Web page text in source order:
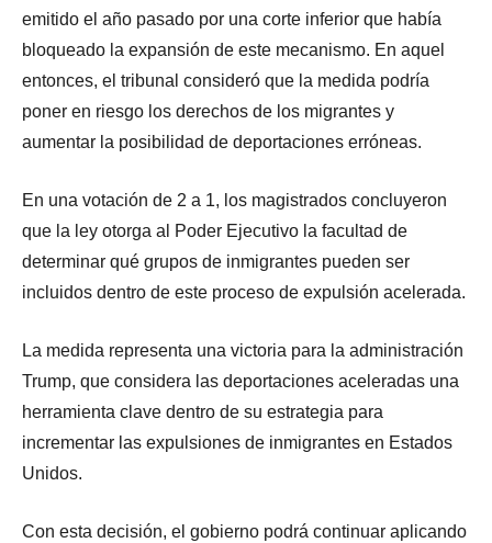
emitido el año pasado por una corte inferior que había
bloqueado la expansión de este mecanismo. En aquel
entonces, el tribunal consideró que la medida podría
poner en riesgo los derechos de los migrantes y
aumentar la posibilidad de deportaciones erróneas.
En una votación de 2 a 1, los magistrados concluyeron
que la ley otorga al Poder Ejecutivo la facultad de
determinar qué grupos de inmigrantes pueden ser
incluidos dentro de este proceso de expulsión acelerada.
La medida representa una victoria para la administración
Trump, que considera las deportaciones aceleradas una
herramienta clave dentro de su estrategia para
incrementar las expulsiones de inmigrantes en Estados
Unidos.
Con esta decisión, el gobierno podrá continuar aplicando